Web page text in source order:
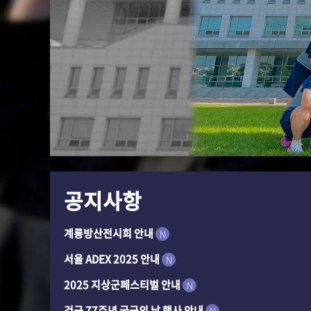
공지사항
계룡방산전시회 안내 N
서울 ADEX 2025 안내 N
2025 지상군페스티벌 안내 N